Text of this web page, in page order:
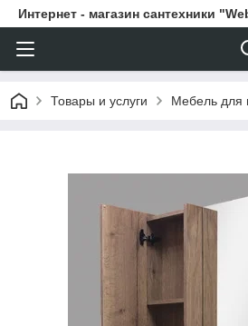
Интернет - магазин сантехники
Товары и услуги Мебель для